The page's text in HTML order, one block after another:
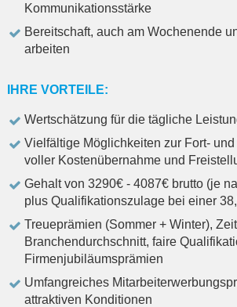
Kommunikationsstärke
Bereitschaft, auch am Wochenende
arbeiten
IHRE VORTEILE:
Wertschätzung für die tägliche
Vielfältige Möglichkeiten zur Fort-
voller Kostenübernahme und
Gehalt von 3290€ - 4087€ brutto (je
plus Qualifikationszulage bei einer
Treueprämien (Sommer + Winter),
Branchendurchschnitt, faire
Firmenjubiläumsprämien
Umfangreiches
attraktiven Konditionen